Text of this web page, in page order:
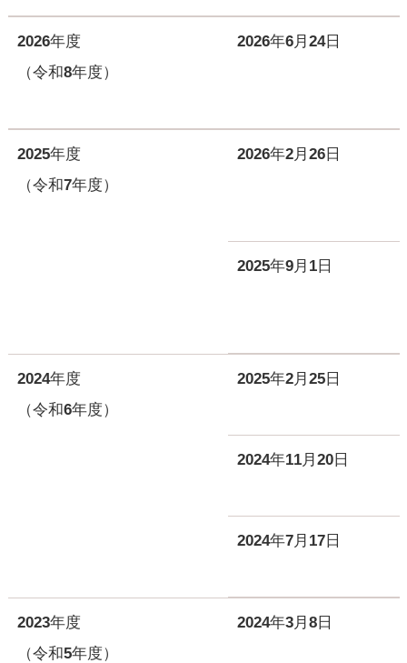
2026年度
（令和8年度）
2026年6月24日
2025年度
（令和7年度）
2026年2月26日
2025年9月1日
2024年度
（令和6年度）
2025年2月25日
2024年11月20日
2024年7月17日
2023年度
（令和5年度）
2024年3月8日